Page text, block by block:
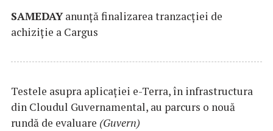
SAMEDAYanunță finalizarea tranzacției de
achiziție a Cargus
Testele asupra aplicaţiei e-Terra, în infrastructura
din Cloudul Guvernamental, au parcurs o nouă
rundă de evaluare (Guvern)